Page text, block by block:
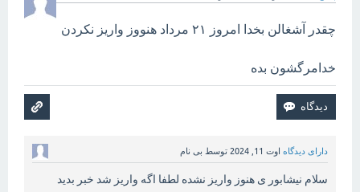
چقدر آشغالن بخدا امروز ۲۱ مرداد هنووز واریز نکردن
خدامرگشون بده
دارای دیدگاه اوت 11, 2024 توسط بی نام
سلام نیشابور ی هنوز واریز نشده لطفا اگه واریز شد خبر بدید